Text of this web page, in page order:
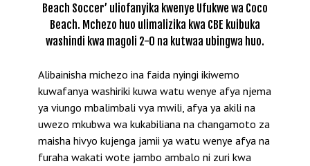
Beach Soccer’ uliofanyika kwenye Ufukwe wa Coco
Beach. Mchezo huo ulimalizika kwa CBE kuibuka
washindi kwa magoli 2-0 na kutwaa ubingwa huo.
Alibainisha michezo ina faida nyingi ikiwemo
kuwafanya washiriki kuwa watu wenye afya njema
ya viungo mbalimbali vya mwili, afya ya akili na
uwezo mkubwa wa kukabiliana na changamoto za
maisha hivyo kujenga jamii ya watu wenye afya na
furaha wakati wote jambo ambalo ni zuri kwa